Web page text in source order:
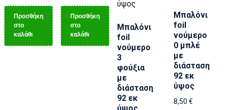
Προσθήκη
στο
καλάθι
Προσθήκη
στο
καλάθι
Μπαλόνι
foil
νούμερο
3
φούξια
με
διάσταση
92 εκ
Μπαλόνι
foil
νούμερο
0 μπλέ
με
διάσταση
92 εκ
ύψος
8,50 €